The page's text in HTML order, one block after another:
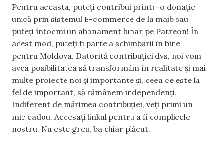
Pentru aceasta, puteți contribui printr-o donație
unică prin sistemul E-commerce de la maib sau
puteți întocmi un abonament lunar pe Patreon! În
acest mod, puteți fi parte a schimbării în bine
pentru Moldova. Datorită contribuției dvs, noi vom
avea posibilitatea să transformăm în realitate și mai
multe proiecte noi și importante și, ceea ce este la
fel de important, să rămânem independenți.
Indiferent de mărimea contribuției, veți primi un
mic cadou. Accesați linkul pentru a fi complicele
nostru. Nu este greu, ba chiar plăcut.